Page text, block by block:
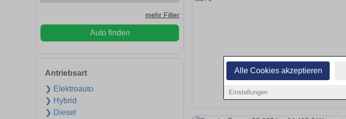
Alle Cookies akzeptieren
Einstellungen
mehr Filter
Auto finden
Antriebsart
❯ Elektroauto
❯ Hybrid
❯ Diesel